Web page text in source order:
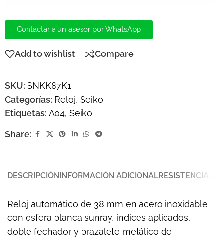
Contactar a un asesor por WhatsApp
Add to wishlist Compare
SKU: SNKK87K1
Categorías: Reloj, Seiko
Etiquetas: A04, Seiko
Share:
DESCRIPCIÓNINFORMACIÓN ADICIONALRESISTENCIA
Reloj automático de 38 mm en acero inoxidable
con esfera blanca sunray, índices aplicados,
doble fechador y brazalete metálico de